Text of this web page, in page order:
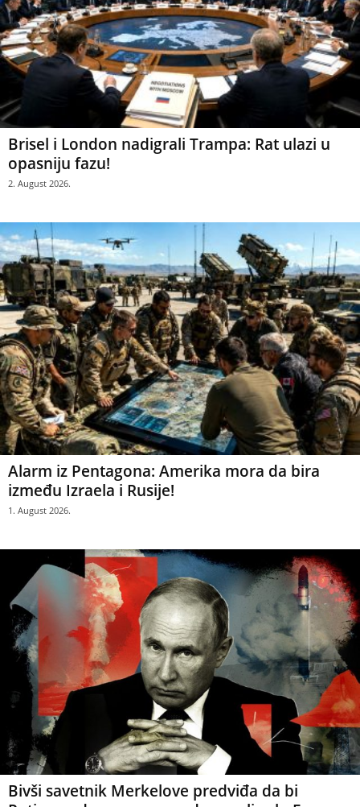
Brisel i London nadigrali Trampa: Rat ulazi u
opasniju fazu!
2. August 2026.
Alarm iz Pentagona: Amerika mora da bira
između Izraela i Rusije!
1. August 2026.
Bivši savetnik Merkelove predviđa da bi